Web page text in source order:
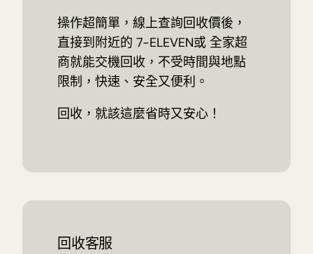
操作超簡單，線上查詢回收價後，
直接到附近的 7-ELEVEN或 全家超
商就能交機回收，不受時間與地點
限制，快速、安全又便利。
回收，就該這麼省時又安心！
回收客服